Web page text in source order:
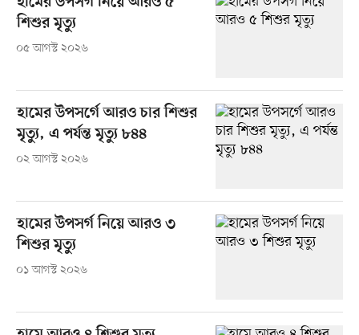
শিশুর মৃত্যু
০৫ আগস্ট ২০২৬
হামের উপসর্গে আরও চার শিশুর
মৃত্যু, এ পর্যন্ত মৃত্যু ৮৪৪
০২ আগস্ট ২০২৬
হামের উপসর্গ নিয়ে আরও ৩
শিশুর মৃত্যু
০১ আগস্ট ২০২৬